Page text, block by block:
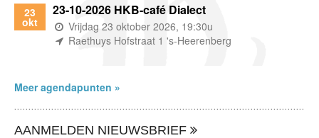
23
okt
23-10-2026 HKB-café Dialect
(wanneer)
Vrijdag 23 oktober 2026, 19:30u
(waar)
Raethuys Hofstraat 1 's-Heerenberg
Meer agendapunten »
AANMELDEN NIEUWSBRIEF